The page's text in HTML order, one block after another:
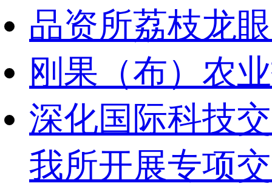
品资所荔枝龙
刚果（布）农
深化国际科技
我所开展专项